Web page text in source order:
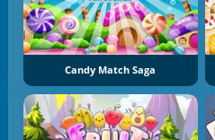
Candy Match Saga